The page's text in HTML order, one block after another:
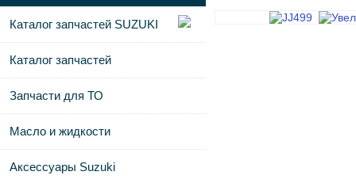
Каталог запчастей SUZUKI
Каталог запчастей
Запчасти для ТО
Масло и жидкости
Аксессуары Suzuki